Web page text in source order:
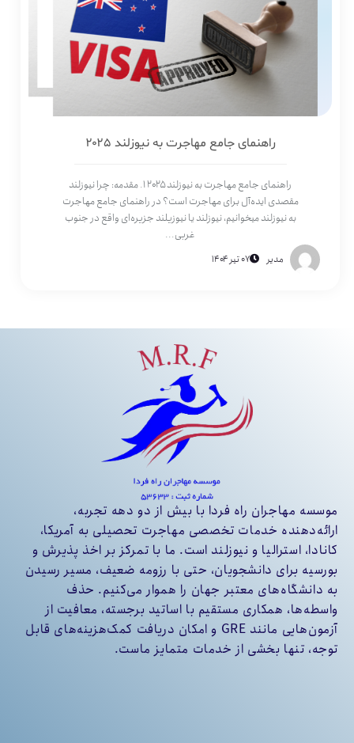
راهنمای جامع مهاجرت به نیوزلند ۲۰۲۵
راهنمای جامع مهاجرت به نیوزلند ۲۰۲۵ ۱. مقدمه: چرا نیوزلند
مقصدی ایده‌آل برای مهاجرت است؟ در راهنمای جامع مهاجرت
به نیوزلند میخوانیم، نیوزلند یا نیوزیلند جزیره‌ای واقع در جنوب
غربی...
مدیر ۰۷ تیر ۱۴۰۴
موسسه مهاجران راه فردا با بیش از دو دهه تجربه،
ارائه‌دهنده خدمات تخصصی مهاجرت تحصیلی به آمریکا،
کانادا، استرالیا و نیوزلند است. ما با تمرکز بر اخذ پذیرش و
بورسیه برای دانشجویان، حتی با رزومه ضعیف، مسیر رسیدن
به دانشگاه‌های معتبر جهان را هموار می‌کنیم. حذف
واسطه‌ها، همکاری مستقیم با اساتید برجسته، معافیت از
آزمون‌هایی مانند GRE و امکان دریافت کمک‌هزینه‌های قابل
توجه، تنها بخشی از خدمات متمایز ماست.